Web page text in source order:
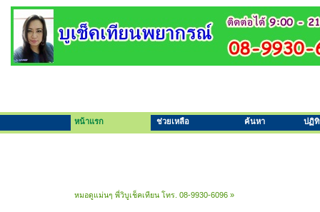
หน้าแรก ช่วยเหลือ ค้นหา ปฏิ
หมอดูแม่นๆ พี่วิบูเช็คเทียน โทร. 08-9930-6096 »